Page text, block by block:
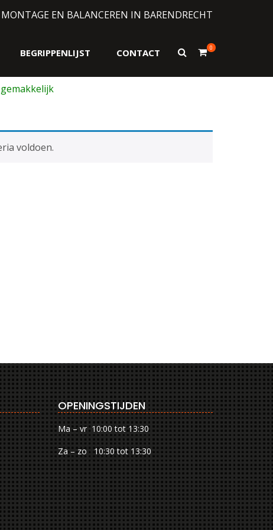
EN BALANCEREN IN BARENDRECHT
BEGRIPPENLIJST CONTACT
Toon
0
voldoen.
OPENINGSTIJDEN
Ma – vr 10:00 tot 13:30
Za – zo 10:30 tot 13:30